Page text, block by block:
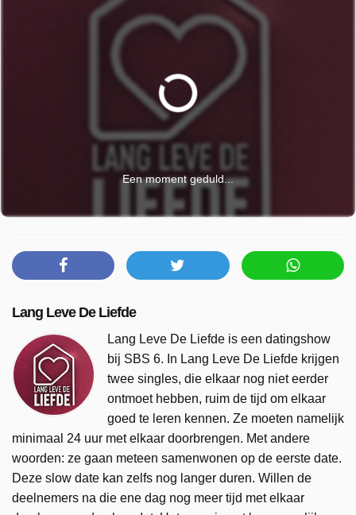
Een moment geduld...
Lang Leve De Liefde
Lang Leve De Liefde is een datingshow
bij SBS 6. In Lang Leve De Liefde krijgen
twee singles, die elkaar nog niet eerder
ontmoet hebben, ruim de tijd om elkaar
goed te leren kennen. Ze moeten namelijk
minimaal 24 uur met elkaar doorbrengen. Met andere
woorden: ze gaan meteen samenwonen op de eerste date.
Deze slow date kan zelfs nog langer duren. Willen de
deelnemers na die ene dag nog meer tijd met elkaar